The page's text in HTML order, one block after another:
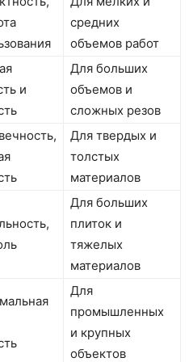
средних
объемов работ
и
Для больших
объемов и
сложных резов
Для твердых и
толстых
материалов
Для больших
плиток и
тяжелых
материалов
Для
промышленных
и крупных
объектов